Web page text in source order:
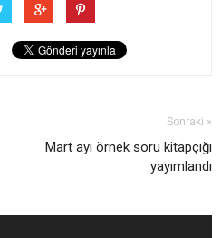
Sonraki »
Mart ayı örnek soru kitapçığı
yayımlandı